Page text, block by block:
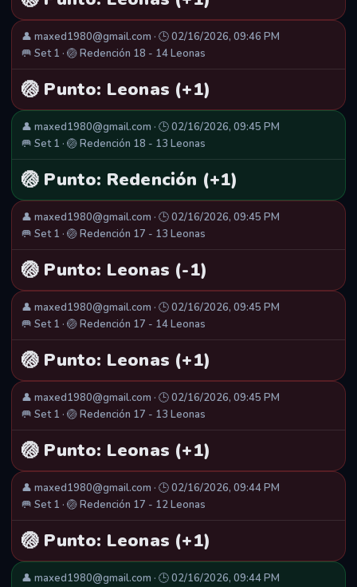
👤 maxed1980@gmail.com · 🕒 02/16/2026, 09:46 PM
🥅 Set 1 · 🏐 Redención 18 - 14 Leonas
🏐 Punto: Leonas (+1)
👤 maxed1980@gmail.com · 🕒 02/16/2026, 09:45 PM
🥅 Set 1 · 🏐 Redención 18 - 13 Leonas
🏐 Punto: Redención (+1)
👤 maxed1980@gmail.com · 🕒 02/16/2026, 09:45 PM
🥅 Set 1 · 🏐 Redención 17 - 13 Leonas
🏐 Punto: Leonas (-1)
👤 maxed1980@gmail.com · 🕒 02/16/2026, 09:45 PM
🥅 Set 1 · 🏐 Redención 17 - 14 Leonas
🏐 Punto: Leonas (+1)
👤 maxed1980@gmail.com · 🕒 02/16/2026, 09:45 PM
🥅 Set 1 · 🏐 Redención 17 - 13 Leonas
🏐 Punto: Leonas (+1)
👤 maxed1980@gmail.com · 🕒 02/16/2026, 09:44 PM
🥅 Set 1 · 🏐 Redención 17 - 12 Leonas
🏐 Punto: Leonas (+1)
👤 maxed1980@gmail.com · 🕒 02/16/2026, 09:44 PM